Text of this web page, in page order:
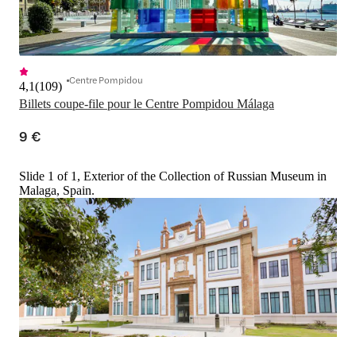
Billets coupe-file pour le Centre Pompidou Málaga
4,1(109) Centre Pompidou
9 €
Slide 1 of 1, Exterior of the Collection of Russian Museum in
Malaga, Spain.